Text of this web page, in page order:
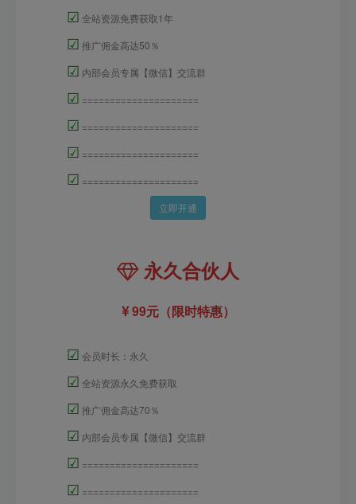
☑ 全站资源免费获取1年
☑ 推广佣金高达50％
☑ 内部会员专属【微信】交流群
☑ =====================
☑ =====================
☑ =====================
☑ =====================
立即开通
永久合伙人
99元（限时特惠）
☑ 会员时长：永久
☑ 全站资源永久免费获取
☑ 推广佣金高达70％
☑ 内部会员专属【微信】交流群
☑ =====================
☑ =====================